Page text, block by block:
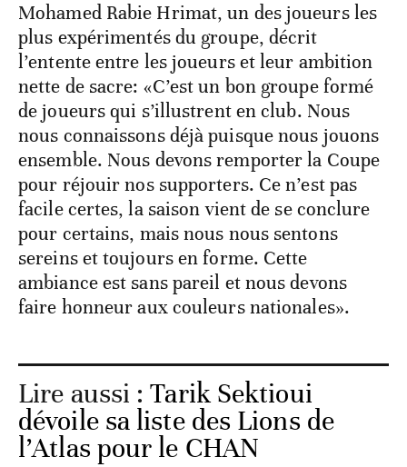
Mohamed Rabie Hrimat, un des joueurs les
plus expérimentés du groupe, décrit
l’entente entre les joueurs et leur ambition
nette de sacre: «C’est un bon groupe formé
de joueurs qui s’illustrent en club. Nous
nous connaissons déjà puisque nous jouons
ensemble. Nous devons remporter la Coupe
pour réjouir nos supporters. Ce n’est pas
facile certes, la saison vient de se conclure
pour certains, mais nous nous sentons
sereins et toujours en forme. Cette
ambiance est sans pareil et nous devons
faire honneur aux couleurs nationales».
Lire aussi :Tarik Sektioui
dévoile sa liste des Lions de
l’Atlas pour le CHAN